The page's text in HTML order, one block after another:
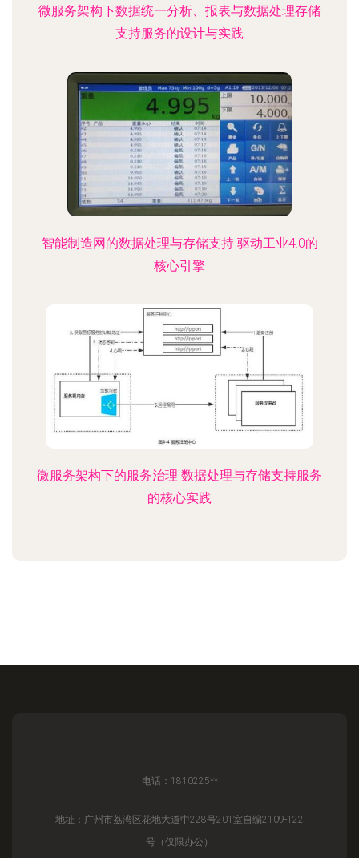
微服务架构下数据统一分析、报表与数据处理存储
支持服务的设计与实践
智能制造网的数据处理与存储支持 驱动工业4.0的
核心引擎
微服务架构下的服务治理 数据处理与存储支持服务
的核心实践
电话：1810225**
地址：广州市荔湾区花地大道中228号201室自编2109-122
号（仅限办公）